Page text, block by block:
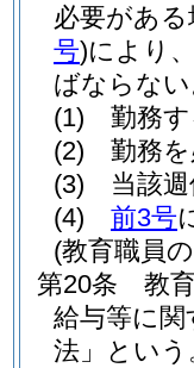
必要があ
号)により
ばならな
(1)
勤務
(2)
勤務
(3)
当該
(4)
前3号
(教育職員
第20条
教
給与等に
法」という